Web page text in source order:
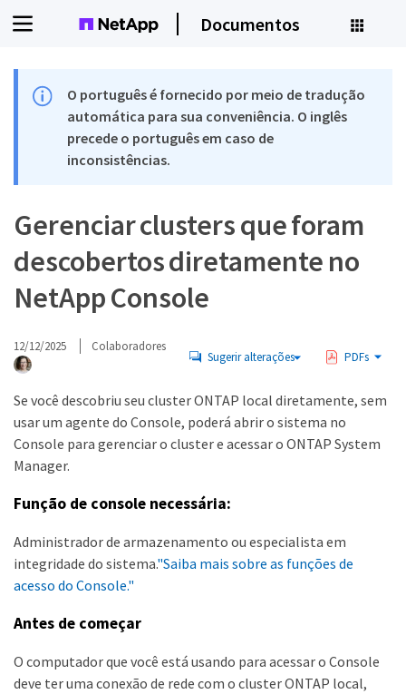
Documentos
O português é fornecido por meio de tradução
automática para sua conveniência. O inglês
precede o português em caso de
inconsistências.
Gerenciar clusters que foram
descobertos diretamente no
NetApp Console
12/12/2025 Colaboradores
Sugerir alterações PDFs
Se você descobriu seu cluster ONTAP local diretamente, sem
usar um agente do Console, poderá abrir o sistema no
Console para gerenciar o cluster e acessar o ONTAP System
Manager.
Função de console necessária:
Administrador de armazenamento ou especialista em
integridade do sistema."Saiba mais sobre as funções de
acesso do Console."
Antes de começar
O computador que você está usando para acessar o Console
deve ter uma conexão de rede com o cluster ONTAP local,